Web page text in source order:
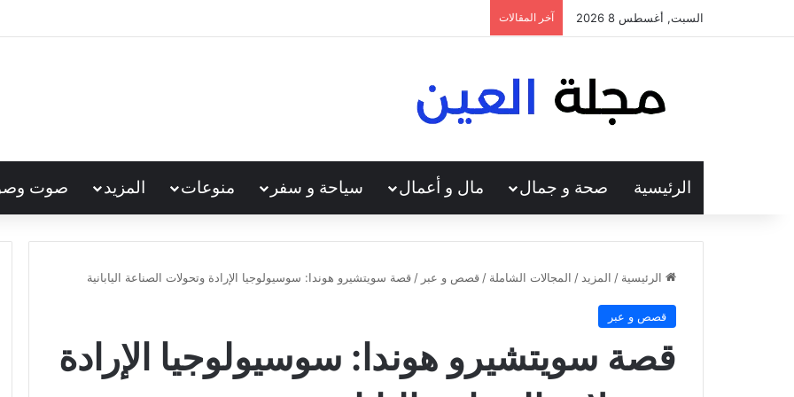
السبت, أغسطس 8 2026 آخر المقالات
الرئيسية صحة و جمال مال و أعمال سياحة و سفر منوعات المزيد صوت
الرئيسية / المزيد / المجالات الشاملة / قصص و عبر / قصة سويتشيرو هوندا: سوسيولوجيا الإرادة وتحولات الصناعة اليابانية
قصص و عبر
قصة سويتشيرو هوندا: سوسيولوجيا الإرادة